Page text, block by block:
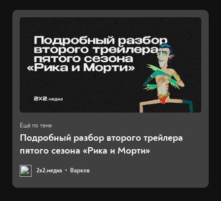
Подробный разбор второго трейлера
пятого сезона «Рика и Морти»
2х2.медиа Варков